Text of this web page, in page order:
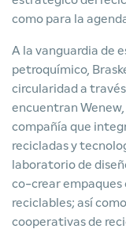
como para la
A la vanguardia de
petroquímico,
circularidad a
encuentran
compañía que
recicladas y
laboratorio de
co-crear empaques
reciclables; así
cooperativas de